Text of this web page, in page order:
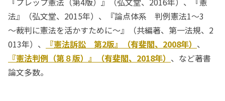
法』（弘文堂、2015年）、『論点体系 判例憲法1～3
～裁判に憲法を活かすために～』（共編著、第一法規、2
013年）、
『憲法訴訟 第2版』（有斐閣、2008年） 、
『憲法判例（第８版）』（有斐閣、2018年） 、など著書
論文多数。